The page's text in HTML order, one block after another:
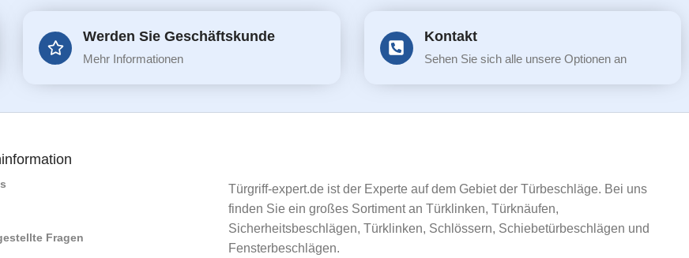
Werden Sie Geschäftskunde
Mehr Informationen
Kontakt
Sehen Sie sich alle unsere Optionen an
Fragen
Türgriff-expert.de ist der Experte auf dem Gebiet der Türbeschläge. Bei uns
finden Sie ein großes Sortiment an Türklinken, Türknäufen,
Sicherheitsbeschlägen, Türklinken, Schlössern, Schiebetürbeschlägen und
Fensterbeschlägen.